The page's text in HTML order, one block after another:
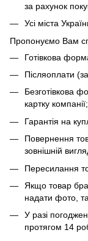
за рахунок
Усі міста
Пропонуємо Вам
Готівкова
Післяоплати
Безготівкова
картку компанії;
Гарантія на
Повернення
зовнішній
Пересилання
Якщо товар
надати фото,
У разі
протягом 14